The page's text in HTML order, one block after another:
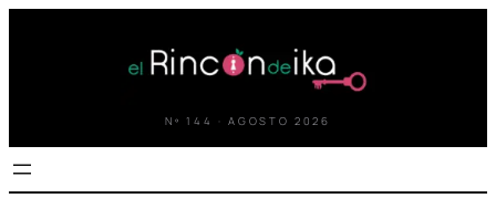
Nº 144 · AGOSTO 2026